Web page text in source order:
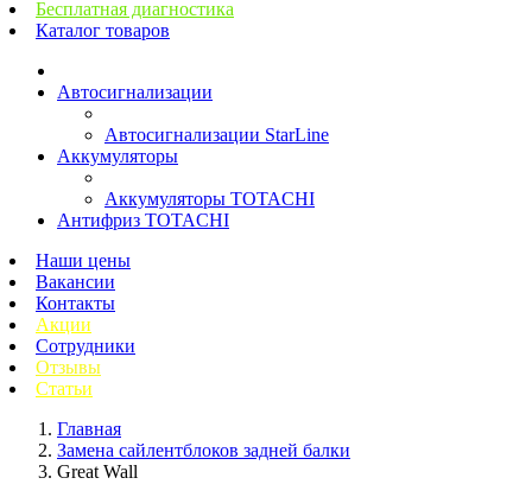
Бесплатная диагностика
Каталог товаров
Автосигнализации
Автосигнализации StarLine
Аккумуляторы
Аккумуляторы TOTACHI
Антифриз TOTACHI
Наши цены
Вакансии
Контакты
Акции
Сотрудники
Отзывы
Статьи
Главная
Замена сайлентблоков задней балки
Great Wall